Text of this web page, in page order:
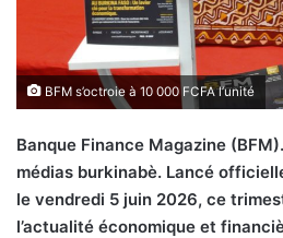
BFM s’octroie à 10 000 FCFA l’unité
Banque Finance Magazine
médias burkinabè. Lancé
le vendredi 5 juin 2026, ce
l’actualité économique et